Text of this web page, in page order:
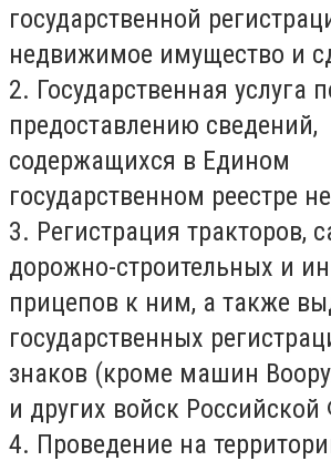
государственной
недвижимое имущество и
2. Государственная услуга
предоставлению сведений,
содержащихся в Едином
государственном реестре
3. Регистрация тракторов,
дорожно-строительных и
прицепов к ним, а также
государственных
знаков (кроме машин
и других войск
4. Проведение на